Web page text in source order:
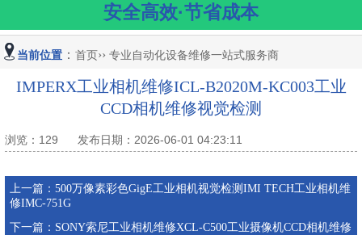
安全高效·节省成本
当前位置 ： 首页›› 专业自动化设备维修一站式服务商
IMPERX工业相机维修ICL-B2020M-KC003工业
CCD相机维修视觉检测
浏览： 129 发布日期：2026-06-01 04:23:11
上一篇： 500万像素彩色GigE工业相机视觉检测IMI TECH工业相机维
修IMC-751G
下一篇： SONY索尼工业相机维修XCL-C500工业摄像机CCD相机维修
半导体设备维修
视觉系统、显微镜维修
其他设备维修